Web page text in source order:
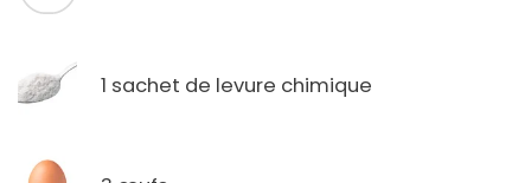
1 sachet de levure chimique